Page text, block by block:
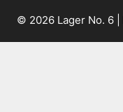
© 2026 Lager No. 6 |